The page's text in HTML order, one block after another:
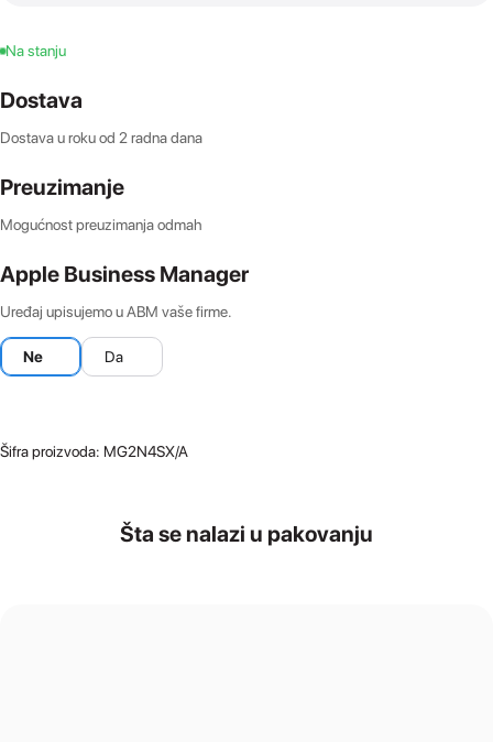
Na stanju
Dostava
Dostava u roku od 2 radna dana
Preuzimanje
Mogućnost preuzimanja odmah
Apple Business Manager
Uređaj upisujemo u ABM vaše firme.
Ne Da
Šifra proizvoda: MG2N4SX/A
Šta se nalazi u pakovanju